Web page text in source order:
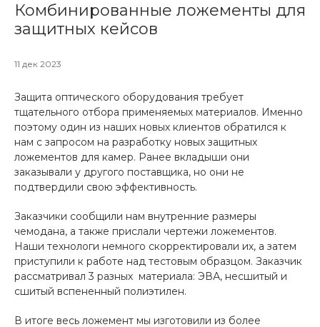
Комбинированные ложементы для
защитных кейсов
11 дек 2023
Защита оптического оборудования требует
тщательного отбора применяемых материалов. Именно
поэтому один из наших новых клиентов обратился к
нам с запросом на разработку новых защитных
ложементов для камер. Ранее вкладыши они
заказывали у другого поставщика, но они не
подтвердили свою эффективность.
Заказчики сообщили нам внутренние размеры
чемодана, а также прислали чертежи ложементов.
Наши технологи немного скорректировали их, а затем
приступили к работе над тестовым образцом. Заказчик
рассматривал 3 разных материала: ЭВА, несшитый и
сшитый вспененный полиэтилен.
В итоге весь ложемент мы изготовили из более